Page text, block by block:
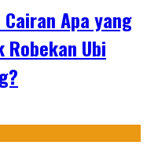
Apa yang
Ubi